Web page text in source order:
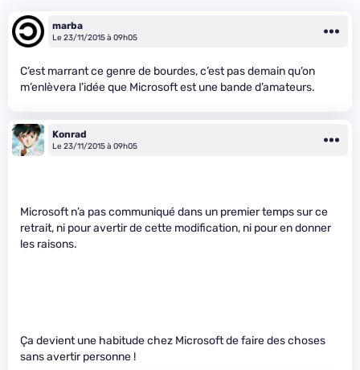
marba
Le 23/11/2015 à 09h05
C’est marrant ce genre de bourdes, c’est pas demain qu’on
m’enlèvera l’idée que Microsoft est une bande d’amateurs.
Konrad
Le 23/11/2015 à 09h05
Microsoft n’a pas communiqué dans un premier temps sur ce
retrait, ni pour avertir de cette modification, ni pour en donner
les raisons.
Ça devient une habitude chez Microsoft de faire des choses
sans avertir personne !